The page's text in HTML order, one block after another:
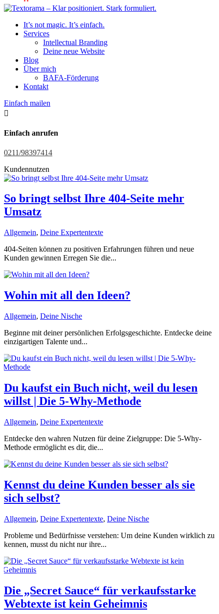
It’s not magic. It’s einfach.
Services
Intellectual Branding
Deine neue Website
Blog
Über mich
BAFA-Förderung
Kontakt
Einfach mailen

Einfach anrufen
0211/98397414
Kundennutzen
So bringt selbst Ihre 404-Seite mehr
Umsatz
Allgemein, Deine Expertentexte
404-Seiten können zu positiven Erfahrungen führen und neue
Kunden gewinnen Erregen Sie die...
Wohin mit all den Ideen?
Allgemein, Deine Nische
Beginne mit deiner persönlichen Erfolgsgeschichte. Entdecke deine
einzigartigen Talente und...
Du kaufst ein Buch nicht, weil du lesen
willst | Die 5-Why-Methode
Allgemein, Deine Expertentexte
Entdecke den wahren Nutzen für deine Zielgruppe: Die 5-Why-
Methode ermöglicht es dir, die...
Kennst du deine Kunden besser als sie
sich selbst?
Allgemein, Deine Expertentexte, Deine Nische
Probleme und Bedürfnisse verstehen: Um deine Kunden wirklich zu
kennen, musst du nicht nur ihre...
Die „Secret Sauce“ für verkaufsstarke
Webtexte ist kein Geheimnis